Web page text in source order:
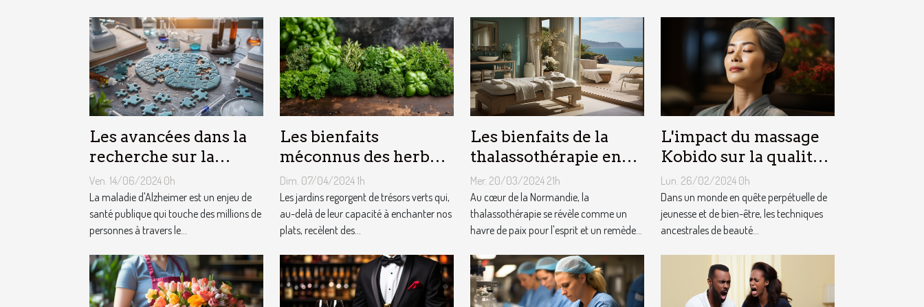
Les avancées dans la
recherche sur la
maladie d'Alzheimer
Ven. 14/06/2024 0h
La maladie d'Alzheimer est un enjeu de
santé publique qui touche des millions de
personnes à travers le...
Les bienfaits
méconnus des herbes
aromatiques du jardin
sur notre santé
Dim. 07/04/2024 1h
Les jardins regorgent de trésors verts qui,
au-delà de leur capacité à enchanter nos
plats, recèlent des...
Les bienfaits de la
thalassothérapie en
Normandie : entre
soin et évasion
Mer. 20/03/2024 21h
Au cœur de la Normandie, la
thalassothérapie se révèle comme un
havre de paix pour l'esprit et un remède...
L'impact du massage
Kobido sur la qualité
de la peau et la
prévention du
vieillissement
Lun. 26/02/2024 0h
Dans un monde en quête perpétuelle de
jeunesse et de bien-être, les techniques
ancestrales de beauté...